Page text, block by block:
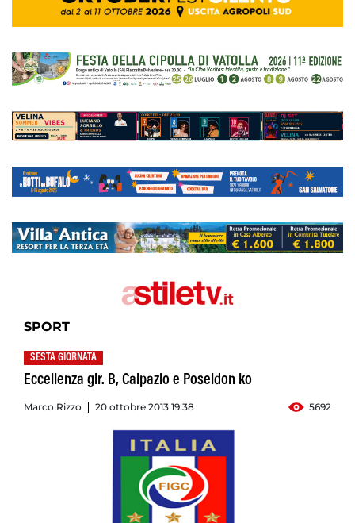
SPORT
SESTA GIORNATA
Eccellenza gir. B, Calpazio e Poseidon ko
Marco Rizzo 20 ottobre 2013 19:38 5692